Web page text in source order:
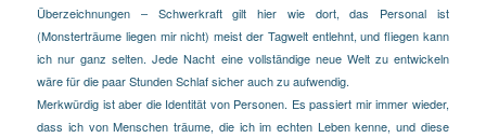
Überzeichnungen
– Schwerkraft gilt hier wie dort, das Personal ist
(Monsterträume liegen mir nicht) meist der Tagwelt entlehnt, und fliegen kann
ich nur ganz selten. Jede Nacht eine vollständige neue Welt zu entwickeln
wäre für die paar Stunden Schlaf sicher auch zu aufwendig.
Merkwürdig ist aber die Identität von Personen. Es passiert mir immer wieder,
dass ich von Menschen träume, die ich im echten Leben kenne, und diese